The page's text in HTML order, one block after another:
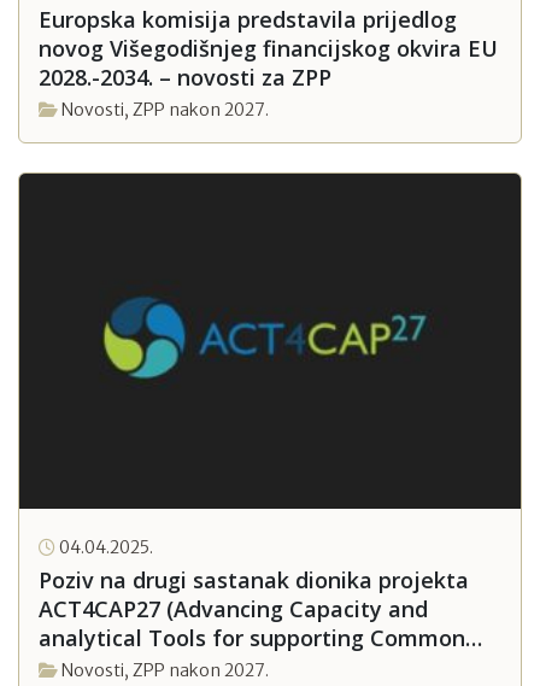
Europska komisija predstavila prijedlog
novog Višegodišnjeg financijskog okvira EU
2028.-2034. – novosti za ZPP
Novosti, ZPP nakon 2027.
04.04.2025.
Poziv na drugi sastanak dionika projekta
ACT4CAP27 (Advancing Capacity and
analytical Tools for supporting Common
Agricultural Policies post 2027)
Novosti, ZPP nakon 2027.